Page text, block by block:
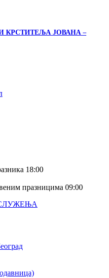
КРСТИТЕЉА ЈОВАНА –
18:00
празницима 09:00